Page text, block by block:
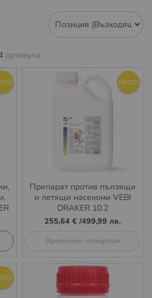
артикула
НОВО
Препарат против пълзящи
и летящи насекоми VEBI
DRAKER 10.2
255,64 € /499,99 лв.
Временно изчерпан